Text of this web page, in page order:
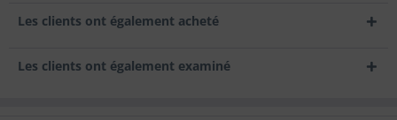
Les clients ont également acheté
Les clients ont également examiné